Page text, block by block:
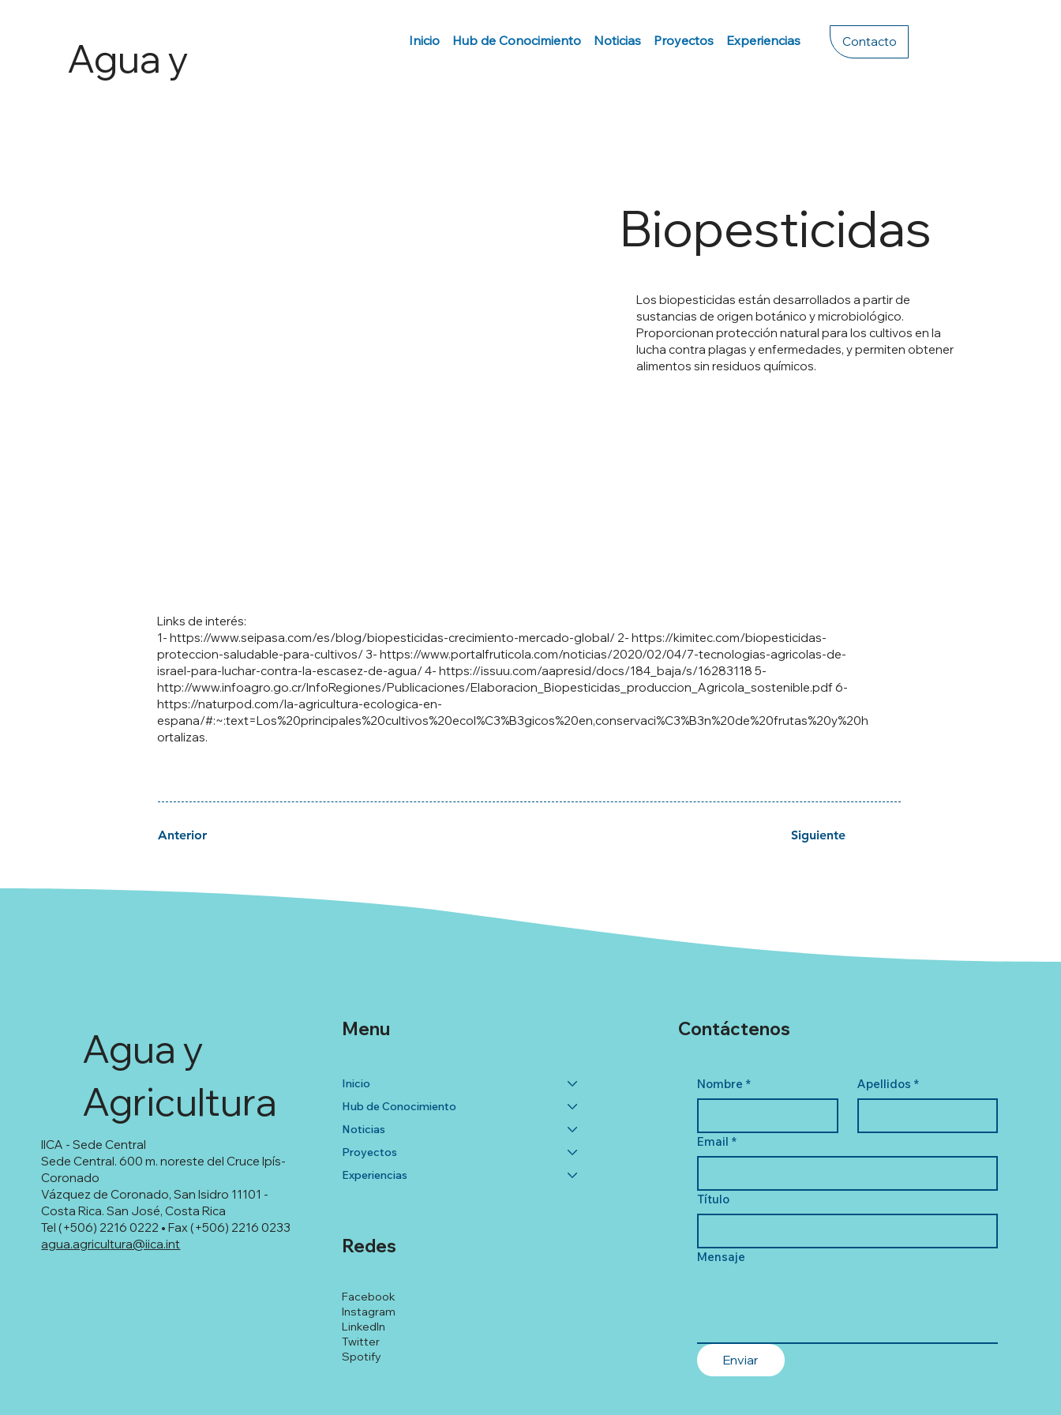
Agua y
Inicio Hub de Conocimiento Noticias Proyectos Experiencias Contacto
Biopesticidas
Los biopesticidas están desarrollados a partir de
sustancias de origen botánico y microbiológico.
Proporcionan protección natural para los cultivos en la
lucha contra plagas y enfermedades, y permiten obtener
alimentos sin residuos químicos.
1- https://www.seipasa.com/es/blog/biopesticidas-crecimiento-mercado-global/2- https://kimitec.com/biopesticidas-
proteccion-saludable-para-cultivos/3- https://www.portalfruticola.com/noticias/2020/02/04/7-tecnologias-agricolas-de-
israel-para-luchar-contra-la-escasez-de-agua/4- https://issuu.com/aapresid/docs/184_baja/s/16283118 5-
http://www.infoagro.go.cr/InfoRegiones/Publicaciones/Elaboracion_Biopesticidas_produccion_Agricola_sostenible.pdf6-
https://naturpod.com/la-agricultura-ecologica-en-
espana/#:~:text=Los%20principales%20cultivos%20ecol%C3%B3gicos%20en,conservaci%C3%B3n%20de%20frutas%20y%20h
ortalizas.
Links de interés:
Siguiente
Anterior
IICA - Sede Central
Sede Central. 600 m. noreste del Cruce Ipís-
Coronado
Vázquez de Coronado, San Isidro 11101 -
Costa Rica. San José, Costa Rica
Tel (+506) 2216 0222 • Fax (+506) 2216 0233
agua.agricultura@iica.int
Agua y
Agricultura
Facebook
Instagram
LinkedIn
Twitter
Spotify
Redes
Inicio
Hub de Conocimiento
Noticias
Proyectos
Experiencias
Menu
Nombre * Apellidos *
Email *
Título
Mensaje
Enviar
Contáctenos